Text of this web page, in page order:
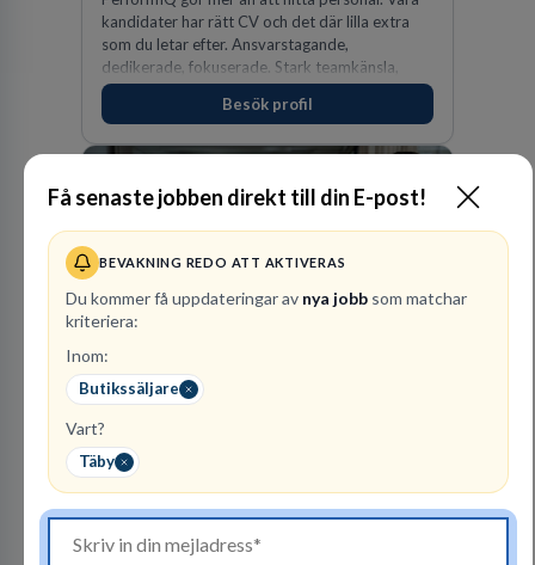
Få senaste jobben direkt till din E-post!
BEVAKNING REDO ATT AKTIVERAS
Du kommer få uppdateringar av nya jobb som matchar
kriteriera:
Inom:
Butikssäljare
Vart?
Täby
kandidater har rätt CV och det där lilla extra
som du letar efter. Ansvarstagande,
dedikerade, fokuserade. Stark teamkänsla,
vinnarinstinkt och hälsomedvetna. Vi kallar det
för idrottens egenskaper.
Besök profil
MYNDIGHET
95
Ett uppdrag att göra hela Sverige tryggt och
imorgon än idag. Tillsammans med 41 000